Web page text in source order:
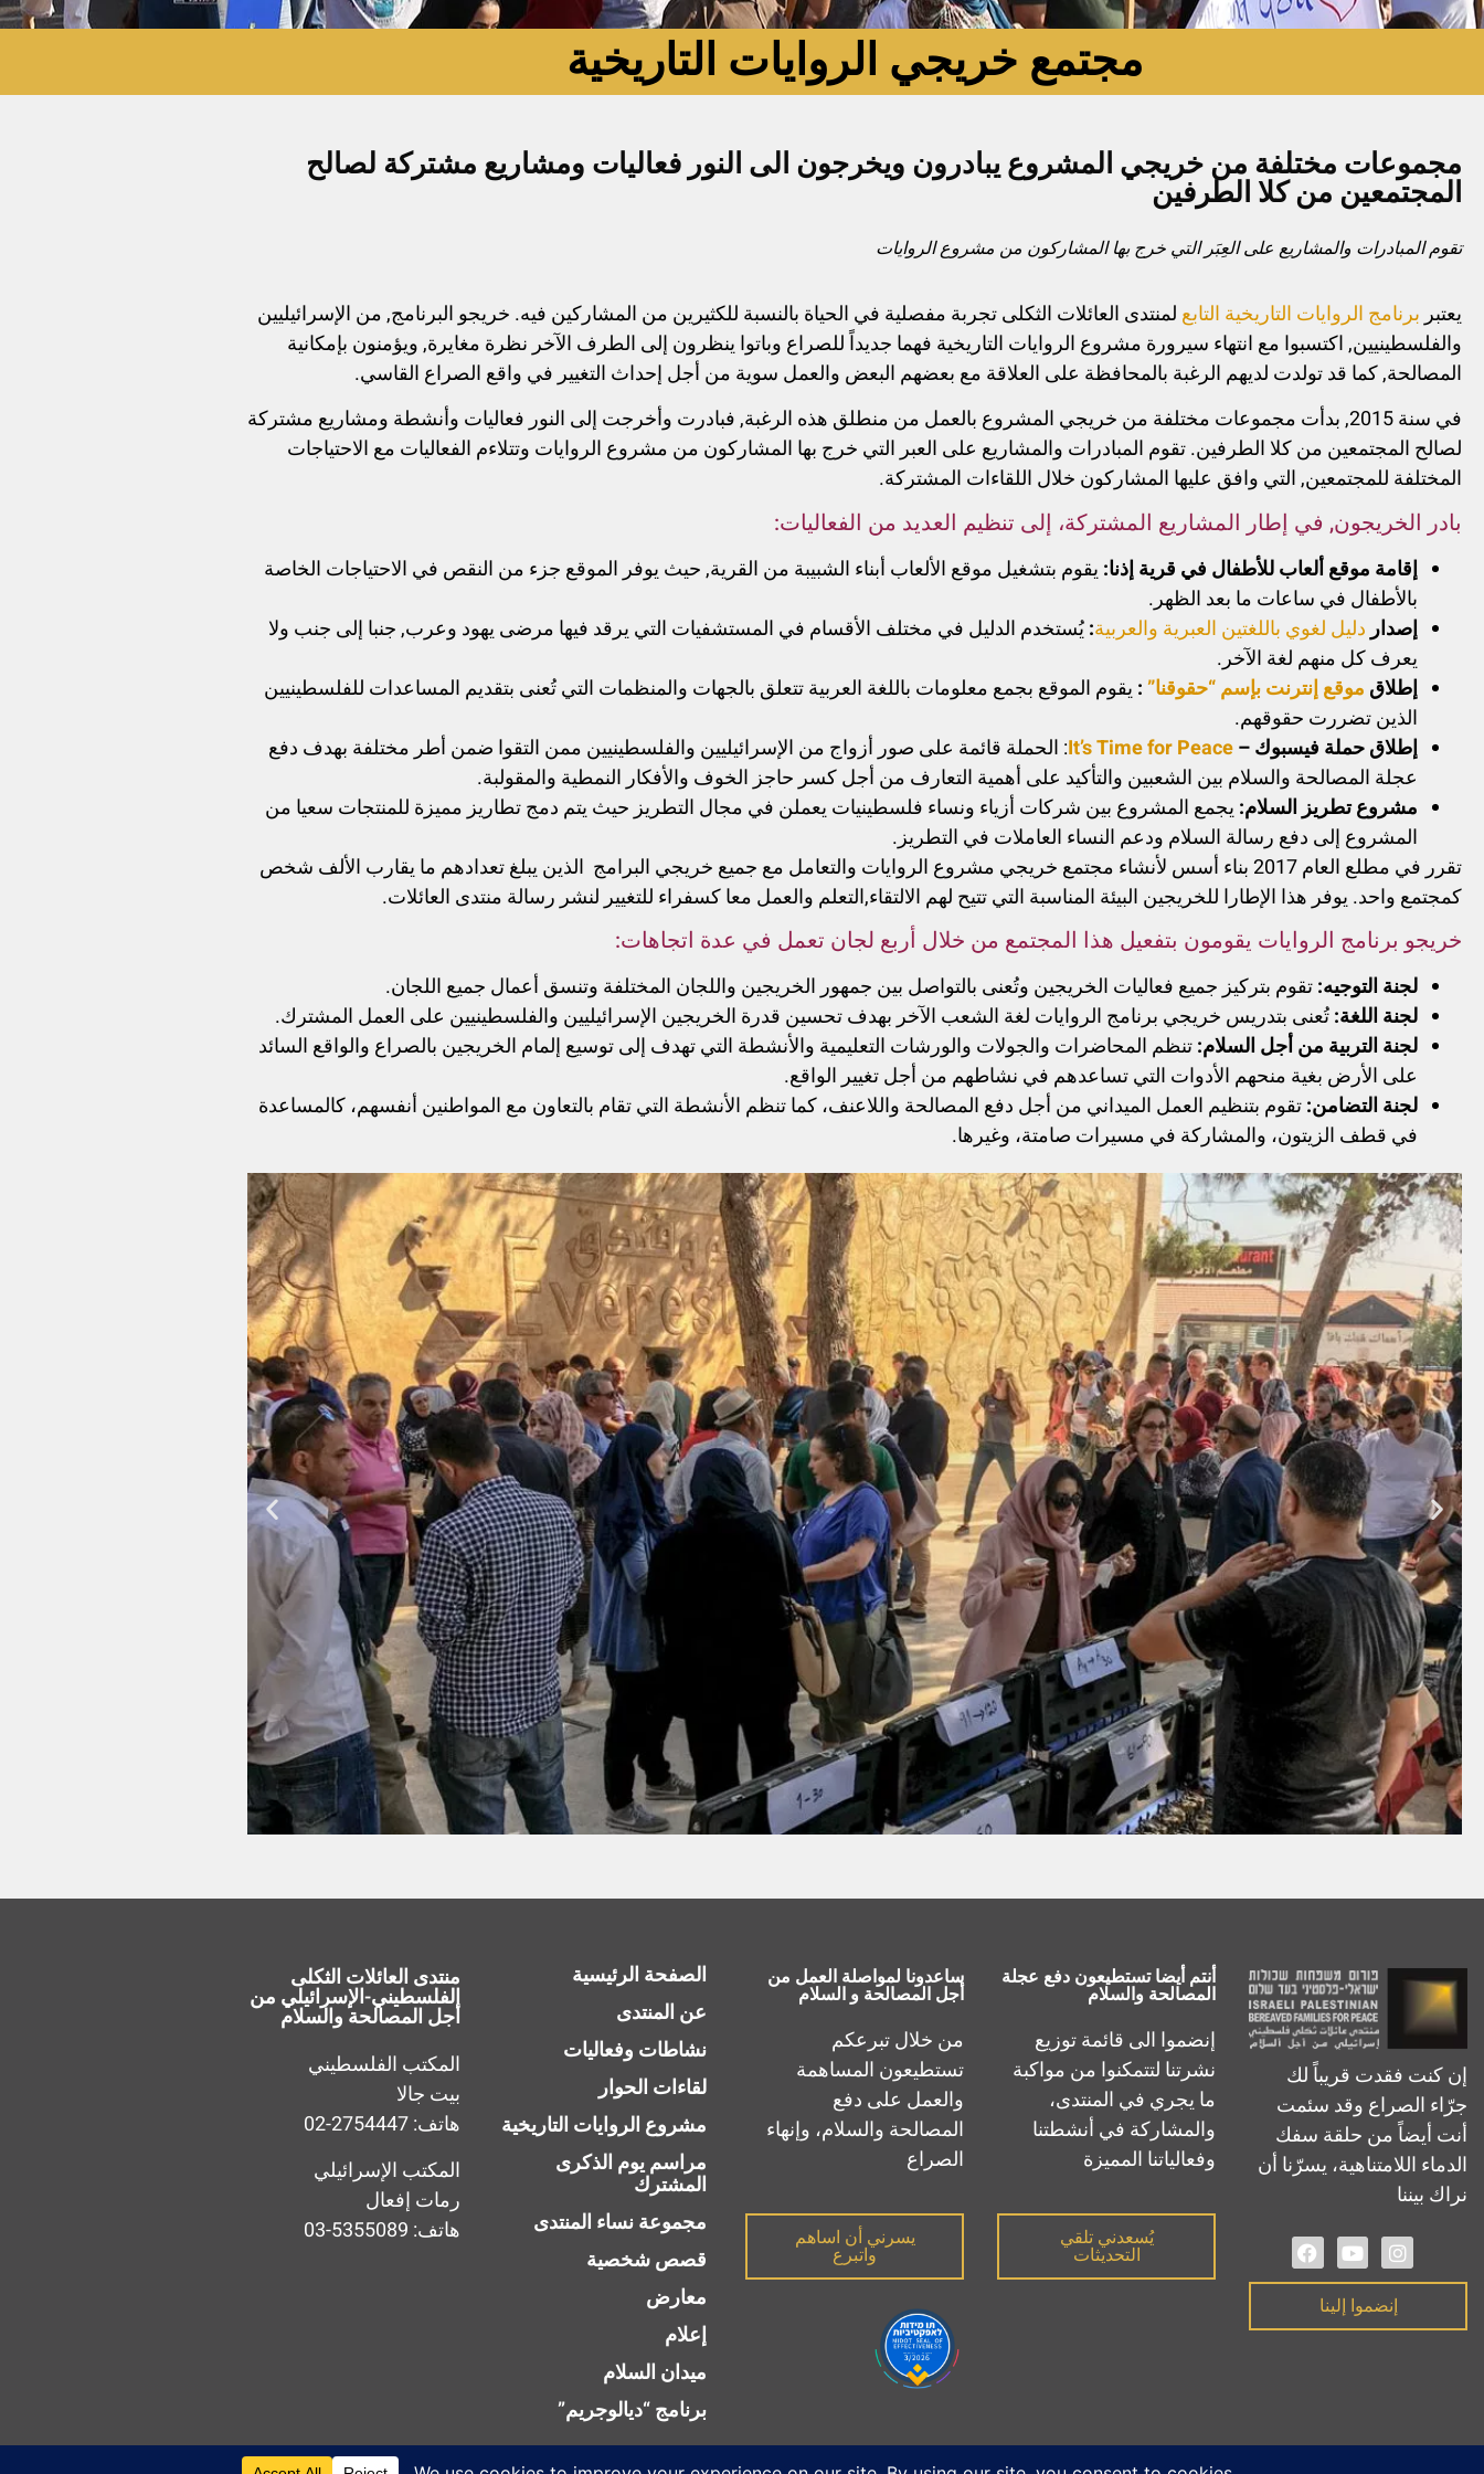
مجتمع خريجي الروايات التاريخية
مجموعات مختلفة من خريجي المشروع يبادرون ويخرجون الى النور فعاليات ومشاريع مشتركة لصالح
المجتمعين من كلا الطرفين
تقوم المبادرات والمشاريع على العِبَر التي خرج بها المشاركون من مشروع الروايات
يعتبر برنامج الروايات التاريخية التابع لمنتدى العائلات الثكلى تجربة مفصلية في الحياة بالنسبة للكثيرين من المشاركين فيه. خريجو البرنامج, من الإسرائيليين
والفلسطينيين, اكتسبوا مع انتهاء سيرورة مشروع الروايات التاريخية فهما جديداً للصراع وباتوا ينظرون إلى الطرف الآخر نظرة مغايرة, ويؤمنون بإمكانية
المصالحة, كما قد تولدت لديهم الرغبة بالمحافظة على العلاقة مع بعضهم البعض والعمل سوية من أجل إحداث التغيير في واقع الصراع القاسي.
في سنة 2015, بدأت مجموعات مختلفة من خريجي المشروع بالعمل من منطلق هذه الرغبة, فبادرت وأخرجت إلى النور فعاليات وأنشطة ومشاريع مشتركة
لصالح المجتمعين من كلا الطرفين. تقوم المبادرات والمشاريع على العبر التي خرج بها المشاركون من مشروع الروايات وتتلاءم الفعاليات مع الاحتياجات
المختلفة للمجتمعين, التي وافق عليها المشاركون خلال اللقاءات المشتركة.
بادر الخريجون, في إطار المشاريع المشتركة، إلى تنظيم العديد من الفعاليات:
إقامة موقع ألعاب للأطفال في قرية إذنا:يقوم بتشغيل موقع الألعاب أبناء الشبيبة من القرية, حيث يوفر الموقع جزء من النقص في الاحتياجات الخاصة
بالأطفال في ساعات ما بعد الظهر.
إصدار دليل لغوي باللغتين العبرية والعربية:يُستخدم الدليل في مختلف الأقسام في المستشفيات التي يرقد فيها مرضى يهود وعرب, جنبا إلى جنب ولا
يعرف كل منهم لغة الآخر.
إطلاق موقع إنترنت بإسم “حقوقنا”:يقوم الموقع بجمع معلومات باللغة العربية تتعلق بالجهات والمنظمات التي تُعنى بتقديم المساعدات للفلسطينيين
الذين تضررت حقوقهم.
إطلاق حملة فيسبوك –It’s Time for Peace: الحملة قائمة على صور أزواج من الإسرائيليين والفلسطينيين ممن التقوا ضمن أطر مختلفة بهدف دفع
عجلة المصالحة والسلام بين الشعبين والتأكيد على أهمية التعارف من أجل كسر حاجز الخوف والأفكار النمطية والمقولبة.
مشروع تطريز السلام:يجمع المشروع بين شركات أزياء ونساء فلسطينيات يعملن في مجال التطريز حيث يتم دمج تطاريز مميزة للمنتجات سعيا من
المشروع إلى دفع رسالة السلام ودعم النساء العاملات في التطريز.
تقرر في مطلع العام 2017 بناء أسس لأنشاء مجتمع خريجي مشروع الروايات والتعامل مع جميع خريجي البرامج الذين يبلغ تعدادهم ما يقارب الألف شخص
كمجتمع واحد. يوفر هذا الإطارا للخريجين البيئة المناسبة التي تتيح لهم الالتقاء,التعلم والعمل معا كسفراء للتغيير لنشر رسالة منتدى العائلات.
خريجو برنامج الروايات يقومون بتفعيل هذا المجتمع من خلال أربع لجان تعمل في عدة اتجاهات:
لجنة التوجيه:تقوم بتركيز جميع فعاليات الخريجين وتُعنى بالتواصل بين جمهور الخريجين واللجان المختلفة وتنسق أعمال جميع اللجان.
لجنة اللغة:تُعنى بتدريس خريجي برنامج الروايات لغة الشعب الآخر بهدف تحسين قدرة الخريجين الإسرائيليين والفلسطينيين على العمل المشترك.
لجنة التربية من أجل السلام:تنظم المحاضرات والجولات والورشات التعليمية والأنشطة التي تهدف إلى توسيع إلمام الخريجين بالصراع والواقع السائد
على الأرض بغية منحهم الأدوات التي تساعدهم في نشاطهم من أجل تغيير الواقع.
لجنة التضامن:تقوم بتنظيم العمل الميداني من أجل دفع المصالحة واللاعنف، كما تنظم الأنشطة التي تقام بالتعاون مع المواطنين أنفسهم، كالمساعدة
في قطف الزيتون، والمشاركة في مسيرات صامتة، وغيرها.
إن كنت فقدت قريباً لك
جرّاء الصراع وقد سئمت
أنت أيضاً من حلقة سفك
الدماء اللامتناهية، يسرّنا أن
نراك بيننا
إنضموا إلينا
أنتم أيضا تستطيعون دفع عجلة
المصالحة والسلام
إنضموا الى قائمة توزيع
نشرتنا لتتمكنوا من مواكبة
ما يجري في المنتدى،
والمشاركة في أنشطتنا
وفعالياتنا المميزة
يُسعدني تلقي
التحديثات
ساعدونا لمواصلة العمل من
أجل المصالحة و السلام
من خلال تبرعكم
تستطيعون المساهمة
والعمل على دفع
المصالحة والسلام، وإنهاء
الصراع‎‎
يسرني أن اساهم
واتبرع
الصفحة الرئيسية
عن المنتدى
نشاطات وفعاليات
لقاءات الحوار
مشروع الروايات التاريخية
مراسم يوم الذكرى
المشترك
مجموعة نساء المنتدى
قصص شخصية
معارض
إعلام
ميدان السلام
برنامج “ديالوجريم”
منتدى العائلات الثكلى
الفلسطيني-الإسرائيلي من
أجل المصالحة والسلام
المكتب الفلسطيني
بيت جالا
هاتف: 2754447-02
المكتب الإسرائيلي
رمات إفعال
هاتف: 5355089-03